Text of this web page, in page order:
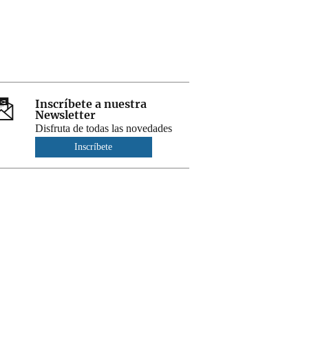
Inscríbete a nuestra
Newsletter
Disfruta de todas las novedades
Inscríbete